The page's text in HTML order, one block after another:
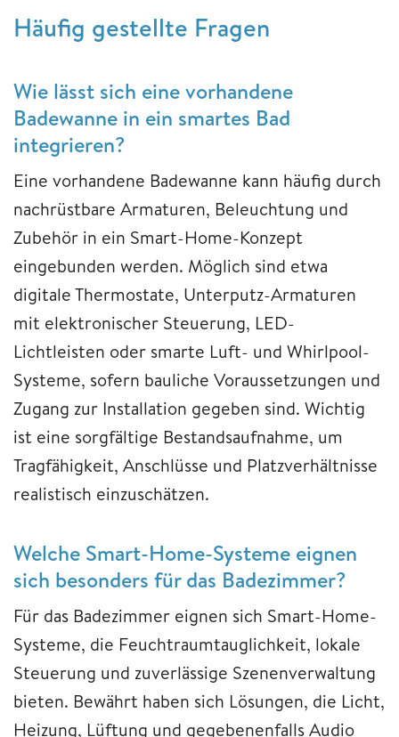
Häufig gestellte Fragen
Wie lässt sich eine vorhandene
Badewanne in ein smartes Bad
integrieren?
Eine vorhandene Badewanne kann häufig durch
nachrüstbare Armaturen, Beleuchtung und
Zubehör in ein Smart-Home-Konzept
eingebunden werden. Möglich sind etwa
digitale Thermostate, Unterputz-Armaturen
mit elektronischer Steuerung, LED-
Lichtleisten oder smarte Luft- und Whirlpool-
Systeme, sofern bauliche Voraussetzungen und
Zugang zur Installation gegeben sind. Wichtig
ist eine sorgfältige Bestandsaufnahme, um
Tragfähigkeit, Anschlüsse und Platzverhältnisse
realistisch einzuschätzen.
Welche Smart-Home-Systeme eignen
sich besonders für das Badezimmer?
Für das Badezimmer eignen sich Smart-Home-
Systeme, die Feuchtraumtauglichkeit, lokale
Steuerung und zuverlässige Szenenverwaltung
bieten. Bewährt haben sich Lösungen, die Licht,
Heizung, Lüftung und gegebenenfalls Audio